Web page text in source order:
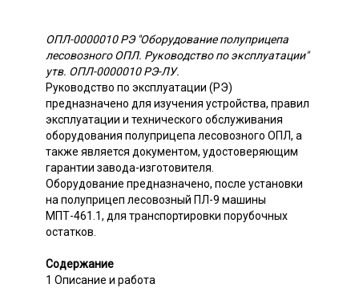
ОПЛ-0000010 РЭ "Оборудование полуприцепа
лесовозного ОПЛ. Руководство по эксплуатации"
утв. ОПЛ-0000010 РЭ-ЛУ.
Руководство по эксплуатации (РЭ)
предназначено для изучения устройства, правил
эксплуатации и технического обслуживания
оборудования полуприцепа лесовозного ОПЛ, а
также является документом, удостоверяющим
гарантии завода-изготовителя.
Оборудование предназначено, после установки
на полуприцеп лесовозный ПЛ-9 машины
МПТ-461.1, для транспортировки порубочных
остатков.
Содержание
1 Описание и работа